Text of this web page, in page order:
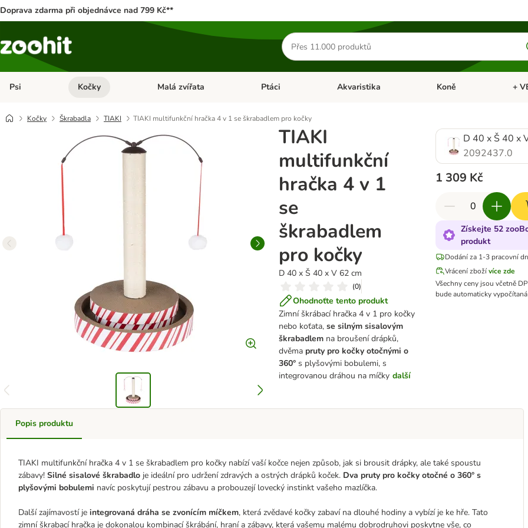
Doprava zdarma při objednávce nad 799 Kč**
Hledat
produkty
Psi Otevřít menu: Psi
Kočky Otevřít menu: Kočky
Malá zvířata Otevřít menu: Malá zvířata
Ptáci Otevřít menu: Ptáci
Akvaristika Otevřít menu: Akvaristika
Koně +
Kočky Škrabadla TIAKI TIAKI multifunkční hračka 4 v 1 se škrabadlem pro kočky
TIAKI
multifunkční
hračka 4 v 1
se
škrabadlem
pro kočky
D 40 x Š 40 x V 62 cm
(0)
Ohodnoťte tento produkt
Zimní škrábací hračka 4 v 1 pro kočky
nebo koťata, se silným sisalovým
škrabadlem na broušení drápků,
dvěma pruty pro kočky otočnými o
360°s plyšovými bobulemi, s
integrovanou dráhou na míčky další
D 40 x Š 40 x
2092437.0
1 309 Kč
Získejte 52
produkt
Dodání za 1-3 pracovní
Vrácení zbožívíce zde
Všechny ceny jsou včetně
bude automaticky
Popis produktu
TIAKI multifunkční hračka 4 v 1 se škrabadlem pro kočky nabízí vaší kočce nejen způsob, jak si brousit drápky, ale také spoustu
zábavy! Silné sisalové škrabadlo je ideální pro udržení zdravých a ostrých drápků koček. Dva pruty pro kočky otočné o 360° s
plyšovými bobulemi navíc poskytují pestrou zábavu a probouzejí lovecký instinkt vašeho mazlíčka.
Další zajímavostí je integrovaná dráha se zvonícím míčkem, která zvědavé kočky zabaví na dlouhé hodiny a vybízí je ke hře. Tato
zimní škrabací hračka je dokonalou kombinací škrábání, hraní a zábavy, která vašemu malému dobrodruhovi poskytne vše, co